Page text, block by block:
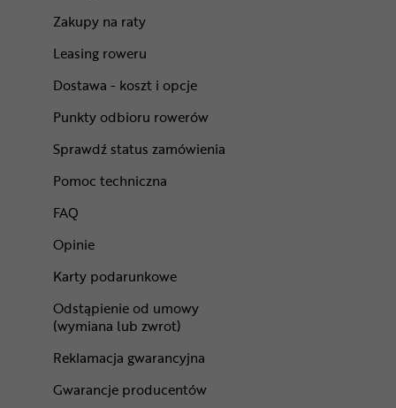
Zakupy na raty
Leasing roweru
Dostawa - koszt i opcje
Punkty odbioru rowerów
Sprawdź status zamówienia
Pomoc techniczna
FAQ
Opinie
Karty podarunkowe
Odstąpienie od umowy
(wymiana lub zwrot)
Reklamacja gwarancyjna
Gwarancje producentów